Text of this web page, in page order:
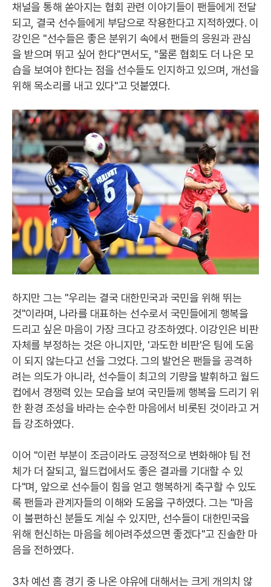
채널을 통해 쏟아지는 협회 관련 이야기들이 팬들에게 전달
되고, 결국 선수들에게 부담으로 작용한다고 지적하였다. 이
강인은 "선수들은 좋은 분위기 속에서 팬들의 응원과 관심
을 받으며 뛰고 싶어 한다"면서도, "물론 협회도 더 나은 모
습을 보여야 한다는 점을 선수들도 인지하고 있으며, 개선을
위해 목소리를 내고 있다"고 덧붙였다.
하지만 그는 "우리는 결국 대한민국과 국민을 위해 뛰는
것"이라며, 나라를 대표하는 선수로서 국민들에게 행복을
드리고 싶은 마음이 가장 크다고 강조하였다. 이강인은 비판
자체를 부정하는 것은 아니지만, '과도한 비판'은 팀에 도움
이 되지 않는다고 선을 그었다. 그의 발언은 팬들을 공격하
려는 의도가 아니라, 선수들이 최고의 기량을 발휘하고 월드
컵에서 경쟁력 있는 모습을 보여 국민들께 행복을 드리기 위
한 환경 조성을 바라는 순수한 마음에서 비롯된 것이라고 거
듭 강조하였다.
이어 "이런 부분이 조금이라도 긍정적으로 변화해야 팀 전
체가 더 잘되고, 월드컵에서도 좋은 결과를 기대할 수 있
다"며, 앞으로 선수들이 힘을 얻고 행복하게 축구할 수 있도
록 팬들과 관계자들의 이해와 도움을 구하였다. 그는 "마음
이 불편하신 분들도 계실 수 있지만, 선수들이 대한민국을
위해 헌신하는 마음을 헤아려주셨으면 좋겠다"고 진솔한 마
음을 전하였다.
3차 예선 홈 경기 중 나온 야유에 대해서는 크게 개의치 않